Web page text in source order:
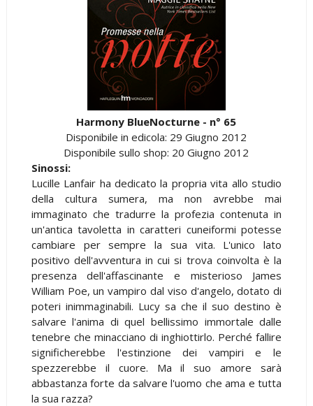
Harmony BlueNocturne - n° 65
Disponibile in edicola: 29 Giugno 2012
Disponibile sullo shop: 20 Giugno 2012
Sinossi:
Lucille Lanfair ha dedicato la propria vita allo studio
della cultura sumera, ma non avrebbe mai
immaginato che tradurre la profezia contenuta in
un'antica tavoletta in caratteri cuneiformi potesse
cambiare per sempre la sua vita. L'unico lato
positivo dell'avventura in cui si trova coinvolta è la
presenza dell'affascinante e misterioso James
William Poe, un vampiro dal viso d'angelo, dotato di
poteri inimmaginabili. Lucy sa che il suo destino è
salvare l'anima di quel bellissimo immortale dalle
tenebre che minacciano di inghiottirlo. Perché fallire
significherebbe l'estinzione dei vampiri e le
spezzerebbe il cuore. Ma il suo amore sarà
abbastanza forte da salvare l'uomo che ama e tutta
la sua razza?